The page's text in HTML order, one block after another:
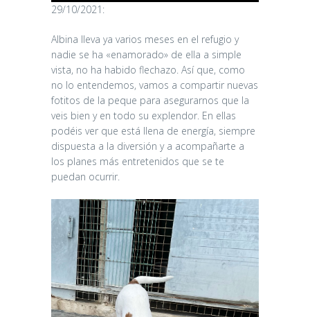
29/10/2021:
Albina lleva ya varios meses en el refugio y
nadie se ha «enamorado» de ella a simple
vista, no ha habido flechazo. Así que, como
no lo entendemos, vamos a compartir nuevas
fotitos de la peque para asegurarnos que la
veis bien y en todo su explendor. En ellas
podéis ver que está llena de energía, siempre
dispuesta a la diversión y a acompañarte a
los planes más entretenidos que se te
puedan ocurrir.